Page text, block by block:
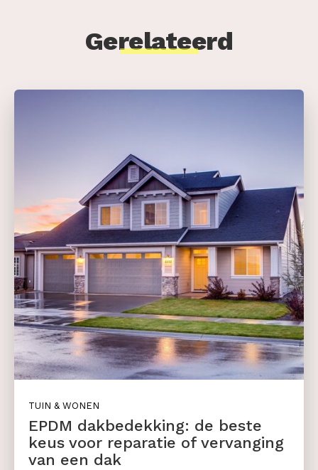
Gerelateerd
TUIN & WONEN
EPDM dakbedekking: de beste
keus voor reparatie of vervanging
van een dak